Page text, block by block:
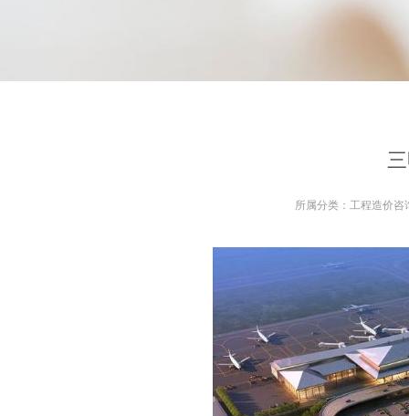
所属分类： 工程造价咨